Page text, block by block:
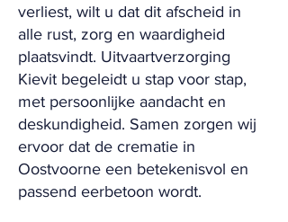
verliest, wilt u dat dit afscheid in
alle rust, zorg en waardigheid
plaatsvindt. Uitvaartverzorging
Kievit begeleidt u stap voor stap,
met persoonlijke aandacht en
deskundigheid. Samen zorgen wij
ervoor dat de crematie in
Oostvoorne een betekenisvol en
passend eerbetoon wordt.